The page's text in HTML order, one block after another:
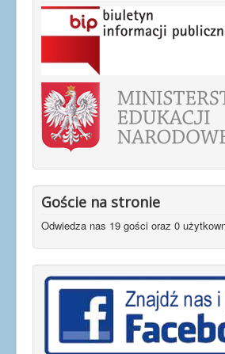
Goście na stronie
Odwiedza nas 19 gości oraz 0